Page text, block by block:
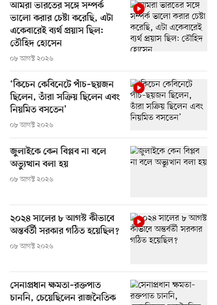
আমরা ভারতের সঙ্গে সম্পর্ক
ভালো করার চেষ্টা করেছি, এটা
একেবারেই ব্যর্থ প্রয়াস ছিল:
তৌহিদ হোসেন
০৮ আগস্ট ২০২৬
‘কিচেন কেবিনেটে পাঁচ–ছয়জন
ছিলেন, তাঁরা সক্রিয় ছিলেন এবং
নিয়মিত বসতেন’
০৮ আগস্ট ২০২৬
জুলাইকে কেন বিপ্লব না বলে
অভ্যুত্থান বলা হয়
০৮ আগস্ট ২০২৬
২০২৪ সালের ৮ আগস্ট কীভাবে
অন্তর্বর্তী সরকার গঠিত হয়েছিল?
০৮ আগস্ট ২০২৬
সেনাপ্রধান ক্ষমতা–রক্তপাত
চাননি, চেয়েছিলেন রাজনৈতিক